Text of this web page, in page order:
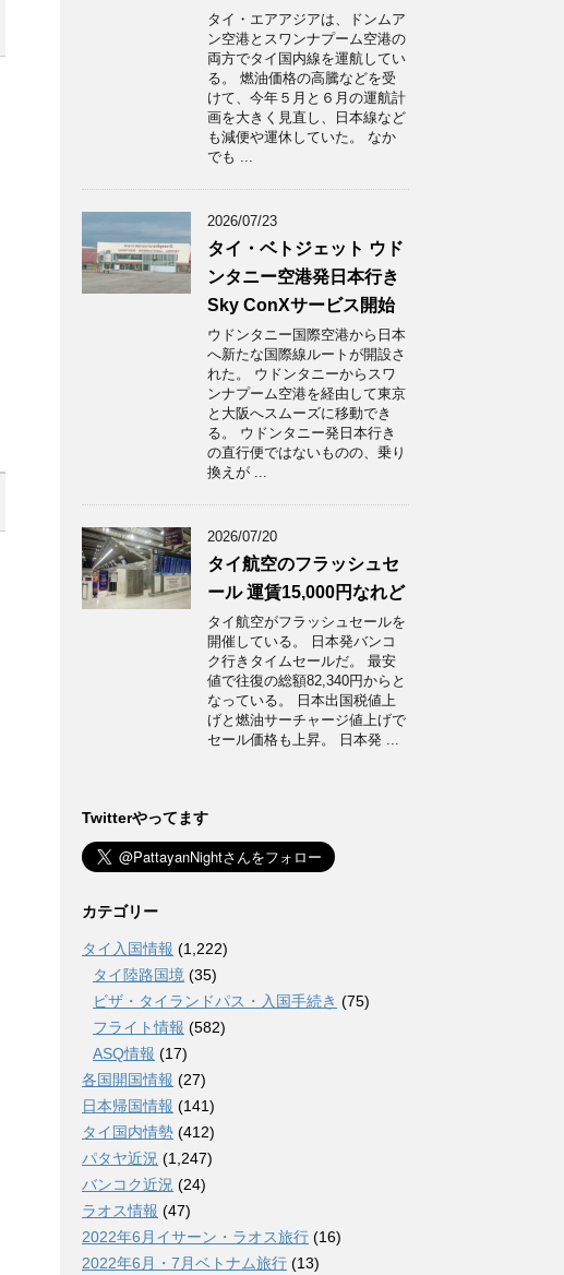
タイ・エアアジアは、ドンムア
ン空港とスワンナプーム空港の
両方でタイ国内線を運航してい
る。 燃油価格の高騰などを受
けて、今年５月と６月の運航計
画を大きく見直し、日本線など
も減便や運休していた。 なか
でも ...
2026/07/23
タイ・ベトジェット ウド
ンタニー空港発日本行き
Sky ConXサービス開始
ウドンタニー国際空港から日本
へ新たな国際線ルートが開設さ
れた。 ウドンタニーからスワ
ンナプーム空港を経由して東京
と大阪へスムーズに移動でき
る。 ウドンタニー発日本行き
の直行便ではないものの、乗り
換えが ...
2026/07/20
タイ航空のフラッシュセ
ール 運賃15,000円なれど
タイ航空がフラッシュセールを
開催している。 日本発バンコ
ク行きタイムセールだ。 最安
値で往復の総額82,340円からと
なっている。 日本出国税値上
げと燃油サーチャージ値上げで
セール価格も上昇。 日本発 ...
Twitterやってます
カテゴリー
タイ入国情報 (1,222)
タイ陸路国境 (35)
ビザ・タイランドパス・入国手続き (75)
フライト情報 (582)
ASQ情報 (17)
各国開国情報 (27)
日本帰国情報 (141)
タイ国内情勢 (412)
パタヤ近況 (1,247)
バンコク近況 (24)
ラオス情報 (47)
2022年6月イサーン・ラオス旅行 (16)
2022年6月・7月ベトナム旅行 (13)